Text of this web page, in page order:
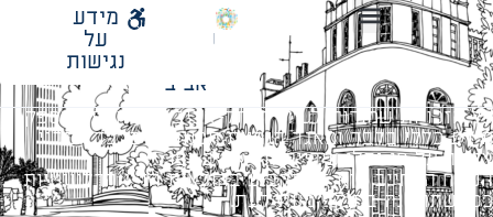
עיריית
אביב
מידע
על
נגישות
כל הזכויות שמורות לעיריית תל-אביב-יפו. האתר מספק
מידע כללי בלבד ומאגד הנחיות תכנוניות בלבד למבני
ציבור על פי נהלי עיריית תל אביב-יפו.
הנוסח המחייב הוא זה הקבוע בהוראות הדין הרלוונטיות
כפי שתהיינה בתוקף מעת לעת.